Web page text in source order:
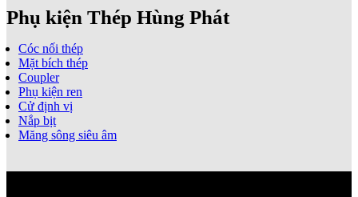
Phụ kiện Thép Hùng Phát
Cóc nối thép
Mặt bích thép
Coupler
Phụ kiện ren
Cử định vị
Nắp bịt
Măng sông siêu âm